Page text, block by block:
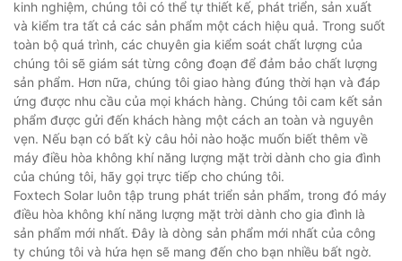
kinh nghiệm, chúng tôi có thể tự thiết kế, phát triển, sản xuất
và kiểm tra tất cả các sản phẩm một cách hiệu quả. Trong suốt
toàn bộ quá trình, các chuyên gia kiểm soát chất lượng của
chúng tôi sẽ giám sát từng công đoạn để đảm bảo chất lượng
sản phẩm. Hơn nữa, chúng tôi giao hàng đúng thời hạn và đáp
ứng được nhu cầu của mọi khách hàng. Chúng tôi cam kết sản
phẩm được gửi đến khách hàng một cách an toàn và nguyên
vẹn. Nếu bạn có bất kỳ câu hỏi nào hoặc muốn biết thêm về
máy điều hòa không khí năng lượng mặt trời dành cho gia đình
của chúng tôi, hãy gọi trực tiếp cho chúng tôi.
Foxtech Solar luôn tập trung phát triển sản phẩm, trong đó máy
điều hòa không khí năng lượng mặt trời dành cho gia đình là
sản phẩm mới nhất. Đây là dòng sản phẩm mới nhất của công
ty chúng tôi và hứa hẹn sẽ mang đến cho bạn nhiều bất ngờ.